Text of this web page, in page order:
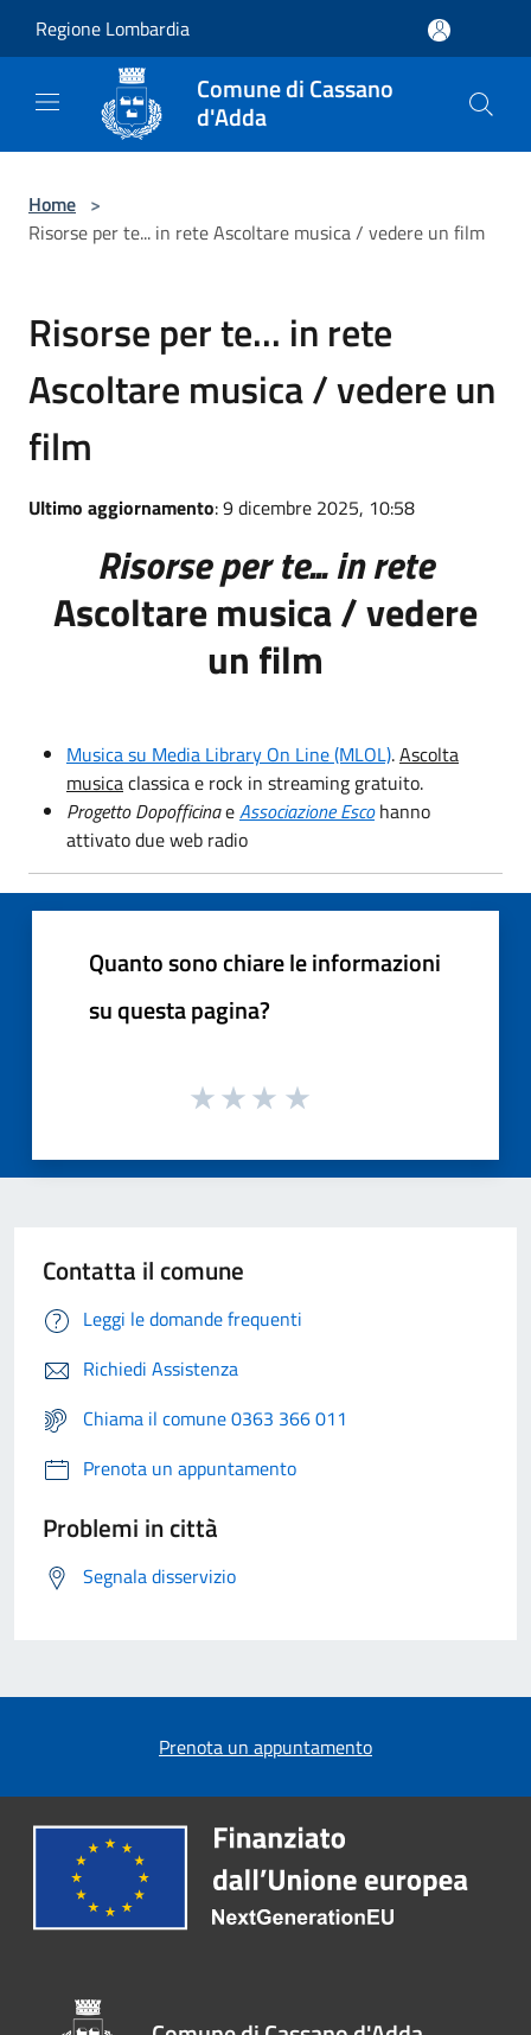
Regione Lombardia
Comune di Cassano
d'Adda
Home >
Risorse per te... in rete Ascoltare musica / vedere un film
Risorse per te... in rete
Ascoltare musica / vedere un
film
Ultimo aggiornamento: 9 dicembre 2025, 10:58
Risorse per te... in rete
Ascoltare musica / vedere
un film
Musica su Media Library On Line (MLOL).Ascolta
musicaclassica e rock in streaming gratuito.
Progetto DopofficinaeAssociazione Escohanno
attivato due web radio
Quanto sono chiare le informazioni
su questa pagina?
Contatta il comune
Leggi le domande frequenti
Richiedi Assistenza
Chiama il comune 0363 366 011
Prenota un appuntamento
Problemi in città
Segnala disservizio
Prenota un appuntamento